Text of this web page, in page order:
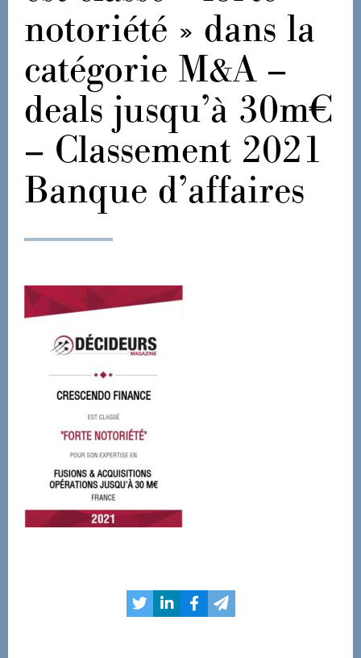
notoriété » dans la
catégorie M&A –
deals jusqu’à 30m€
– Classement 2021
Banque d’affaires